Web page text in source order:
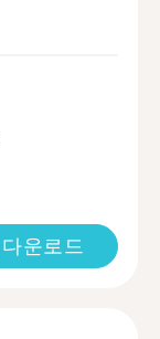
운로드